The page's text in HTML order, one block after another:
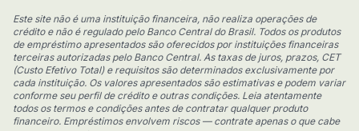
Este site não é uma instituição financeira, não realiza operações de
crédito e não é regulado pelo Banco Central do Brasil. Todos os produtos
de empréstimo apresentados são oferecidos por instituições financeiras
terceiras autorizadas pelo Banco Central. As taxas de juros, prazos, CET
(Custo Efetivo Total) e requisitos são determinados exclusivamente por
cada instituição. Os valores apresentados são estimativas e podem variar
conforme seu perfil de crédito e outras condições. Leia atentamente
todos os termos e condições antes de contratar qualquer produto
financeiro. Empréstimos envolvem riscos — contrate apenas o que cabe